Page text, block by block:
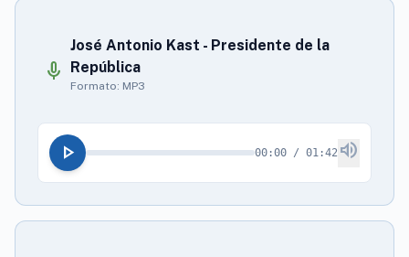
mic
José Antonio Kast - Presidente de la
República
Formato: MP3
play_arrow 00:00 / 01:42 volume_up